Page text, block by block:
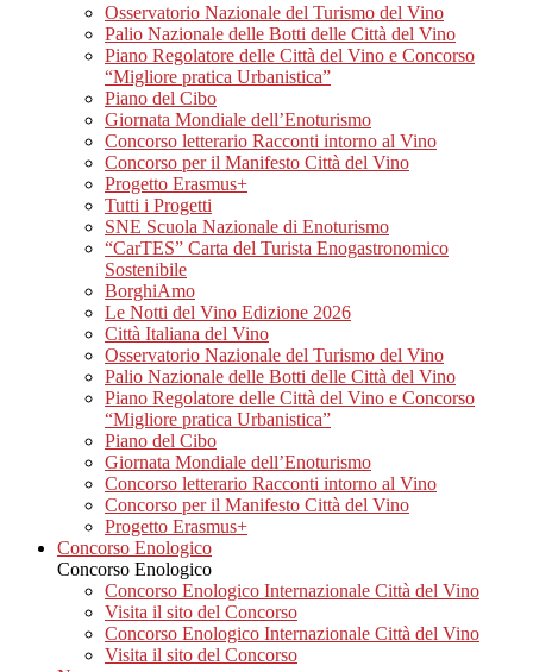
Osservatorio Nazionale del Turismo del Vino
Palio Nazionale delle Botti delle Città del Vino
Piano Regolatore delle Città del Vino e Concorso
“Migliore pratica Urbanistica”
Piano del Cibo
Giornata Mondiale dell’Enoturismo
Concorso letterario Racconti intorno al Vino
Concorso per il Manifesto Città del Vino
Progetto Erasmus+
Tutti i Progetti
SNE Scuola Nazionale di Enoturismo
“CarTES” Carta del Turista Enogastronomico
Sostenibile
BorghiAmo
Le Notti del Vino Edizione 2026
Città Italiana del Vino
Osservatorio Nazionale del Turismo del Vino
Palio Nazionale delle Botti delle Città del Vino
Piano Regolatore delle Città del Vino e Concorso
“Migliore pratica Urbanistica”
Piano del Cibo
Giornata Mondiale dell’Enoturismo
Concorso letterario Racconti intorno al Vino
Concorso per il Manifesto Città del Vino
Progetto Erasmus+
Concorso Enologico
Concorso Enologico
Concorso Enologico Internazionale Città del Vino
Visita il sito del Concorso
Concorso Enologico Internazionale Città del Vino
Visita il sito del Concorso